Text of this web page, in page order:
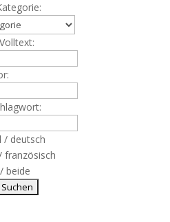
/ deutsch
französisch
beide